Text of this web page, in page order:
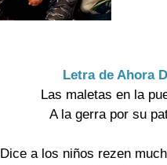
Letra de Ahora
Las maletas en la
A la gerra por su
Dice a los niños rezen